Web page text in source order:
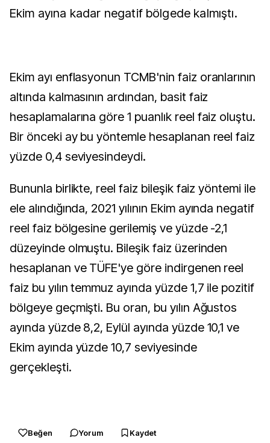
Ekim ayına kadar negatif bölgede kalmıştı.
Ekim ayı enflasyonun TCMB'nin faiz oranlarının
altında kalmasının ardından, basit faiz
hesaplamalarına göre 1 puanlık reel faiz oluştu.
Bir önceki ay bu yöntemle hesaplanan reel faiz
yüzde 0,4 seviyesindeydi.
Bununla birlikte, reel faiz bileşik faiz yöntemi ile
ele alındığında, 2021 yılının Ekim ayında negatif
reel faiz bölgesine gerilemiş ve yüzde -2,1
düzeyinde olmuştu. Bileşik faiz üzerinden
hesaplanan ve TÜFE'ye göre indirgenen reel
faiz bu yılın temmuz ayında yüzde 1,7 ile pozitif
bölgeye geçmişti. Bu oran, bu yılın Ağustos
ayında yüzde 8,2, Eylül ayında yüzde 10,1 ve
Ekim ayında yüzde 10,7 seviyesinde
gerçekleşti.
Beğen Yorum Kaydet